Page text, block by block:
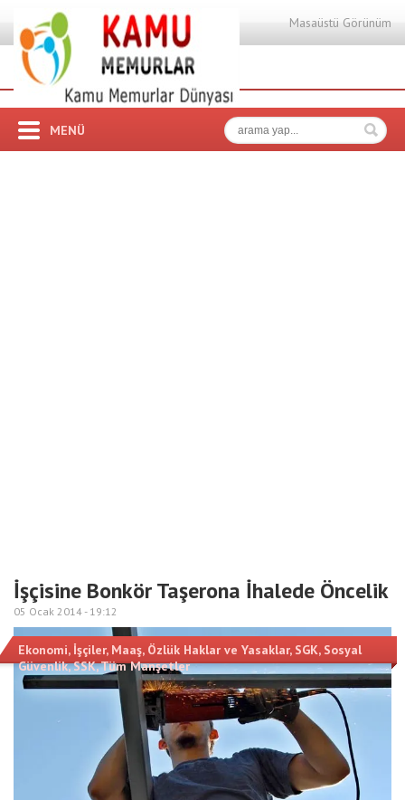
Masaüstü Görünüm
MENÜ
İşçisine Bonkör Taşerona İhalede Öncelik
05 Ocak 2014 - 19:12
Ekonomi, İşçiler, Maaş, Özlük Haklar ve Yasaklar, SGK, Sosyal
Güvenlik,SSK,Tüm Manşetler